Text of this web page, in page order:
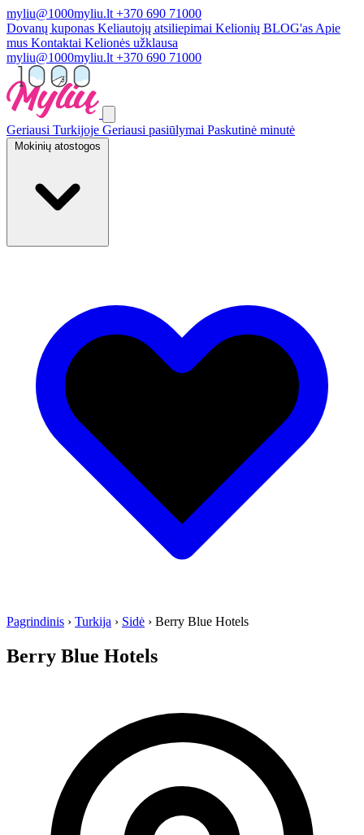
myliu@1000myliu.lt +370 690 71000
Dovanų kuponas Keliautojų atsiliepimai Kelionių BLOG'as Apie
mus Kontaktai Kelionės užklausa
myliu@1000myliu.lt +370 690 71000
Geriausi Turkijoje Geriausi pasiūlymai Paskutinė minutė
Mokinių atostogos
Pagrindinis › Turkija › Sidė › Berry Blue Hotels
Berry Blue Hotels